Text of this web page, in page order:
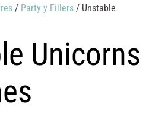
/ Party y Fillers / Unstable
Unicorns